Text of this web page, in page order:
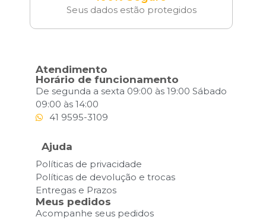
Seus dados estão protegidos
Atendimento
Horário de funcionamento
De segunda a sexta 09:00 às 19:00 Sábado
09:00 às 14:00
41 9595-3109
Ajuda
Políticas de privacidade
Políticas de devolução e trocas
Entregas e Prazos
Meus pedidos
Acompanhe seus pedidos